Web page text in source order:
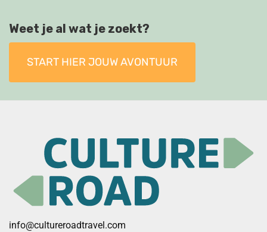
Weet je al wat je zoekt?
START HIER JOUW AVONTUUR
info@cultureroadtravel.com